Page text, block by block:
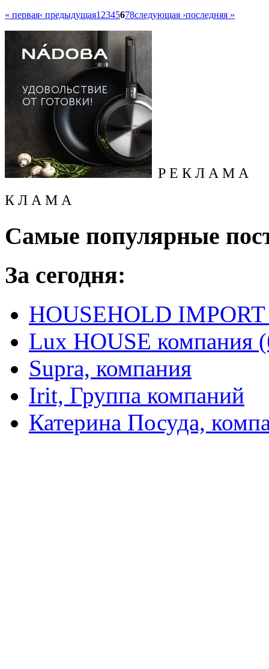
« первая‹ предыдущая1 2345678следующая ›последняя »
Р Е К Л А М А
К Л А М А
Самые популярные
За сегодня:
HOUSEHOLD
Lux HOUSE компания
Supra, компания
Irit, Группа компаний
Катерина Посуда,